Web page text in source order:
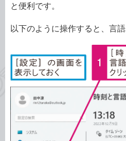
と便利です。
以下のように操作すると、言